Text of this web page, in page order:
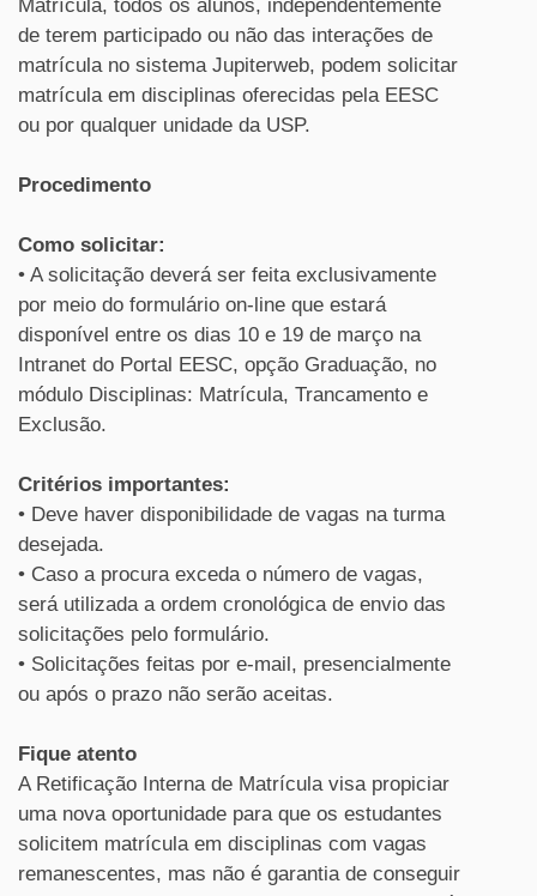
Matrícula, todos os alunos, independentemente
de terem participado ou não das interações de
matrícula no sistema Jupiterweb, podem solicitar
matrícula em disciplinas oferecidas pela EESC
ou por qualquer unidade da USP.
Procedimento
Como solicitar:
• A solicitação deverá ser feita exclusivamente
por meio do formulário on-line que estará
disponível entre os dias 10 e 19 de março na
Intranet do Portal EESC, opção Graduação, no
módulo Disciplinas: Matrícula, Trancamento e
Exclusão.
Critérios importantes:
• Deve haver disponibilidade de vagas na turma
desejada.
• Caso a procura exceda o número de vagas,
será utilizada a ordem cronológica de envio das
solicitações pelo formulário.
• Solicitações feitas por e-mail, presencialmente
ou após o prazo não serão aceitas.
Fique atento
A Retificação Interna de Matrícula visa propiciar
uma nova oportunidade para que os estudantes
solicitem matrícula em disciplinas com vagas
remanescentes, mas não é garantia de conseguir